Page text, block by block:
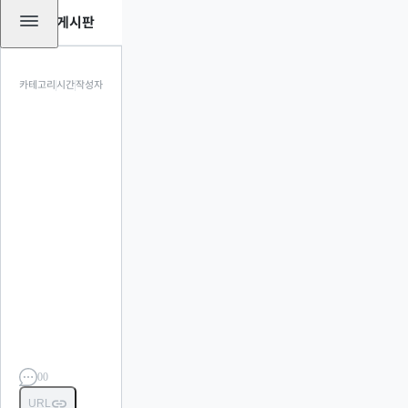
전체 게시판
카테고리 시간작성자
00
URL